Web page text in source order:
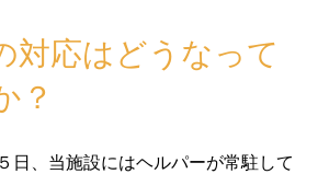
対応はどうなって
？
日、当施設にはヘルパーが常駐して